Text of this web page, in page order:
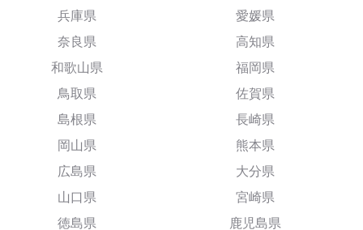
兵庫県
奈良県
和歌山県
鳥取県
島根県
岡山県
広島県
山口県
徳島県
愛媛県
高知県
福岡県
佐賀県
長崎県
熊本県
大分県
宮崎県
鹿児島県